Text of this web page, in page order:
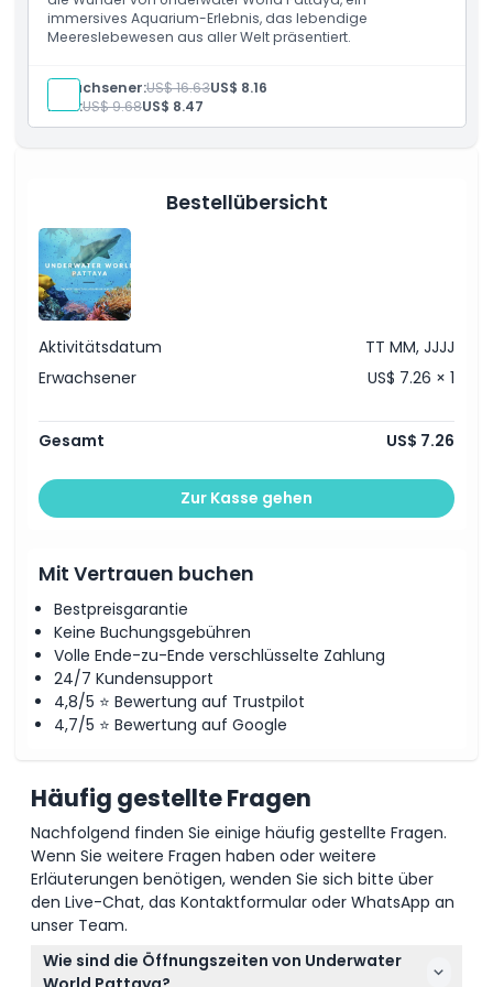
Highlights
Richtlinie für Kinder und Erwachsene
Ausschlüsse
Öffnungszeiten
Stornierungsbedingungen
immersives Aquarium-Erlebnis, das lebendige
Meereslebewesen aus aller Welt präsentiert.
Erwachsener:US$ 16.63US$ 8.16
Kind:US$ 9.68US$ 8.47
Bestellübersicht
Aktivitätsdatum
TT MM, JJJJ
Erwachsener
US$ 7.26 × 1
Gesamt US$ 7.26
Zur Kasse gehen
Mit Vertrauen buchen
Bestpreisgarantie
Keine Buchungsgebühren
Volle Ende-zu-Ende verschlüsselte Zahlung
24/7 Kundensupport
4,8/5 ⭐ Bewertung auf Trustpilot
4,7/5 ⭐ Bewertung auf Google
Häufig gestellte Fragen
Nachfolgend finden Sie einige häufig gestellte Fragen.
Wenn Sie weitere Fragen haben oder weitere
Erläuterungen benötigen, wenden Sie sich bitte über
den Live-Chat, das Kontaktformular oder WhatsApp an
unser Team.
Wie sind die Öffnungszeiten von Underwater